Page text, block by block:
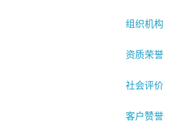
组织机构
资质荣誉
社会评价
客户赞誉